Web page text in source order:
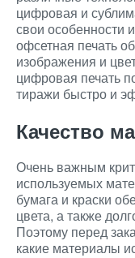
цифровая и
свои особенности
офсетная печать
изображения и
цифровая печать
тиражи быстро и
Качество
Очень важным
используемых
бумага и краски
цвета, а также
Поэтому перед
какие материалы